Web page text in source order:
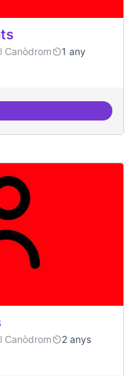
Canòdrom
1 any
consolidats
Canòdrom
2 anys